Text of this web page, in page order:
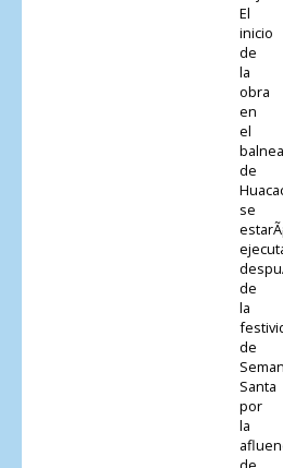
El
inicio
de
la
obra
en
el
de
se
estarÃ¡
de
la
de
Santa
por
la